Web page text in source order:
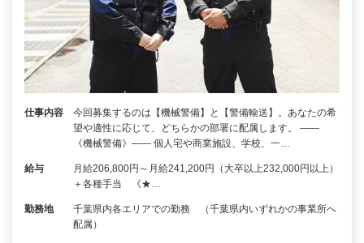
仕事内容
今回募集するのは【機械警備】と【警備輸送】。あなたの希
望や適性に応じて、どちらかの部署に配属します。 ――
《機械警備》―― 個人宅や商業施設、学校、一…
給与
月給206,800円～月給241,200円（大卒以上232,000円以上）
＋各種手当 《★…
勤務地
千葉県内各エリアでの勤務 （千葉県内いずれかの事業所へ
配属）